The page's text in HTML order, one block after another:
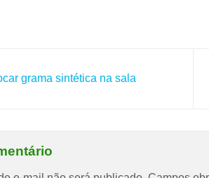
grama sintética na sala